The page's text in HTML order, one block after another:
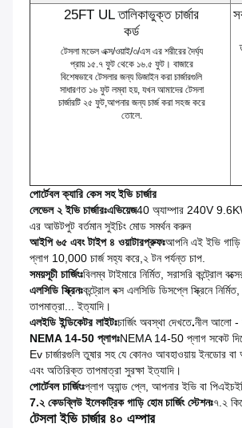
25FT UL তালিকাভুক্ত চার্জার
কর্ড
টেসলা মডেল এক্স/ওয়াই/৩/এস এর শরীরের দৈর্ঘ্য
প্রায় ১৫.৭ ফুট থেকে ১৬.৫ ফুট। বাজারে
বিশেষভাবে টেসলার জন্য ডিজাইন করা চার্জারগুলি
সাধারণত ১৬ ফুট লম্বা হয়, যখন আমাদের টেসলা
চার্জারটি ২৫ ফুট,আপনার জন্য চার্জ করা সহজ করে
তোলে.
পোর্টেবল ক্যারি কেস সহ ইভি চার্জার
লেভেল ২ ইভি চার্জারঃএভিয়েজ40 অ্যাম্পার 240V
এর আউটপুট বর্তমান সুইচিং মোড সমর্থন করুন
আইপি ৬৫ এবং টাইপ ৪ ওয়াটারপ্রুফঃআপনি এই ইভি গাড়ি
প্লাগ 10,000 চার্জ সহ্য করে,২ টন পর্যন্ত চাপ.
সময়সূচী চার্জিংঃবিলম্ব টাইমারে নির্মিত, সরাসরি কন্ট্রোল
এলসিডি স্ক্রিনঃকন্ট্রোল বক্স এলসিডি ডিসপ্লে স্ক্রিনে নির্মিত,
তাপমাত্রা... ইত্যাদি।
এলইডি ইন্ডিকেটর লাইটঃচার্জিং অবস্থা দেখতে.নীল আলো -
NEMA 14-50 প্লাগঃNEMA 14-50 প্লাগ সকেট
Ev চার্জারগুলি তুষার সহ যে কোনও আবহাওয়ায় ইনডোর বা
এবং অতিরিক্ত তাপমাত্রা সুরক্ষা ইত্যাদি।
পোর্টেবল চার্জিংঃপ্লাগ অ্যান্ড প্লে, আপনার ইভি বা
7.২ কেডব্লিউ ইলেকট্রিক গাড়ি হোম চার্জিং স্টেশনঃ৭.২
টেসলা ইভি চার্জার ৪০ এম্পার